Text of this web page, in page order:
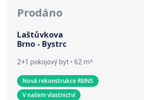
Prodáno
Laštůvkova
Brno - Bystrc
2+1 pokojový byt • 62 m²
Nová rekonstrukce REINS
V našem vlastnictví